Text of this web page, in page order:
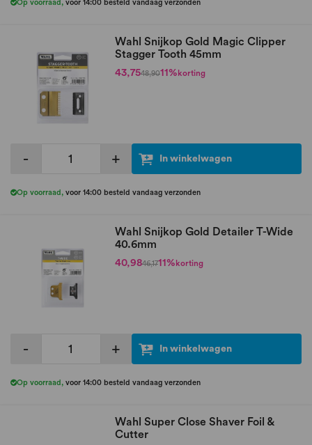
Op voorraad , voor 14:00 besteld vandaag verzonden
Wahl Snijkop Gold Magic Clipper
Stagger Tooth 45mm
43,7548,9011% korting
- + In winkelwagen
Op voorraad , voor 14:00 besteld vandaag verzonden
Wahl Snijkop Gold Detailer T-Wide
40.6mm
40,9846,1711% korting
- + In winkelwagen
Op voorraad , voor 14:00 besteld vandaag verzonden
Wahl Super Close Shaver Foil &
Cutter